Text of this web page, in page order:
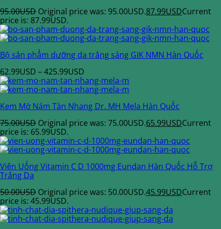
95.00USD Original price was: 95.00USD.87.99USDCurrent
price is: 87.99USD.
Bộ sản phẩm dưỡng da trắng sáng GIK NMN Hàn Quốc
62.99USD –425.99USD
Kem Mờ Nám Tàn Nhang Dr. MH Mela Hàn Quốc
75.00USD Original price was: 75.00USD.65.99USDCurrent
price is: 65.99USD.
Viên Uống Vitamin C D 1000mg Eundan Hàn Quốc Hỗ Trợ
Trắng Da
50.00USD Original price was: 50.00USD.45.99USDCurrent
price is: 45.99USD.